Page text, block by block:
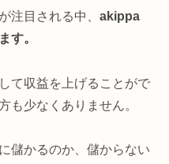
注目される中、 akippa
す。
て収益を上げることがで
も少なくありません。
儲かるのか、儲からない